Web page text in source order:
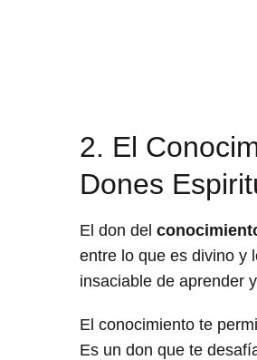
2. El
Dones
El don del
entre lo que es divino y
insaciable de aprender
El conocimiento te
Es un don que te